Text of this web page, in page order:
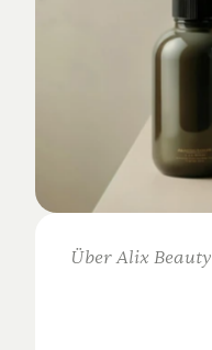
Über Alix Beauty